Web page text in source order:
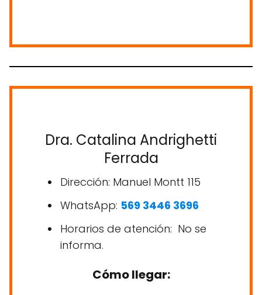
Dra. Catalina Andrighetti
Ferrada
Dirección: Manuel Montt 115
WhatsApp: 569 3446 3696
Horarios de atención: No se
informa.
Cómo llegar: